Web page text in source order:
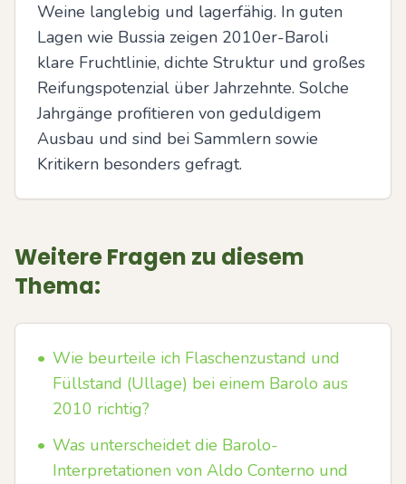
Weine langlebig und lagerfähig. In guten
Lagen wie Bussia zeigen 2010er-Baroli
klare Fruchtlinie, dichte Struktur und großes
Reifungspotenzial über Jahrzehnte. Solche
Jahrgänge profitieren von geduldigem
Ausbau und sind bei Sammlern sowie
Kritikern besonders gefragt.
Weitere Fragen zu diesem
Thema:
• Wie beurteile ich Flaschenzustand und
Füllstand (Ullage) bei einem Barolo aus
2010 richtig?
• Was unterscheidet die Barolo-
Interpretationen von Aldo Conterno und